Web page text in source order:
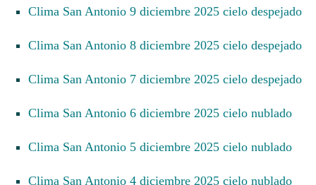
Clima San Antonio 9 diciembre 2025 cielo despejado
Clima San Antonio 8 diciembre 2025 cielo despejado
Clima San Antonio 7 diciembre 2025 cielo despejado
Clima San Antonio 6 diciembre 2025 cielo nublado
Clima San Antonio 5 diciembre 2025 cielo nublado
Clima San Antonio 4 diciembre 2025 cielo nublado